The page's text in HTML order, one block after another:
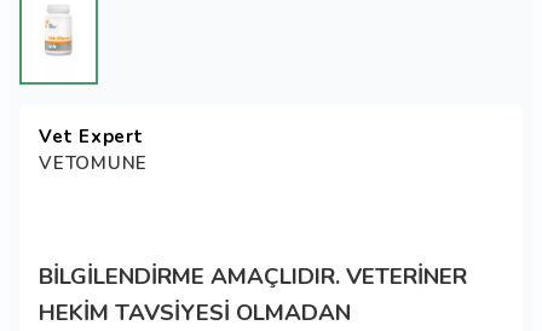
Vet Expert
VETOMUNE
BİLGİLENDİRME AMAÇLIDIR. VETERİNER
HEKİM TAVSİYESİ OLMADAN